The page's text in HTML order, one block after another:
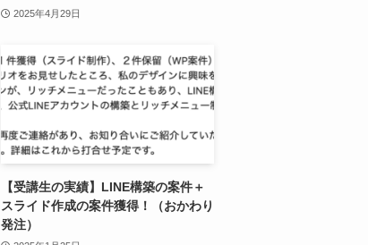
2025年4月29日
【受講生の実績】LINE構築の案件＋
スライド作成の案件獲得！（おかわり
発注）